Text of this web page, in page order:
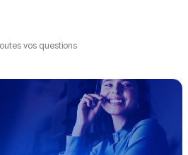
vos questions